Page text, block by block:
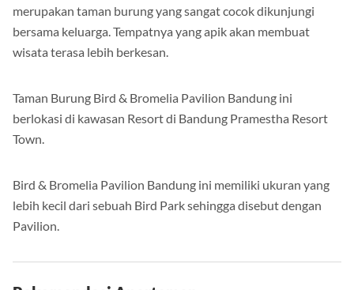
merupakan taman burung yang sangat cocok dikunjungi
bersama keluarga. Tempatnya yang apik akan membuat
wisata terasa lebih berkesan.
Taman Burung Bird & Bromelia Pavilion Bandung ini
berlokasi di kawasan Resort di Bandung Pramestha Resort
Town.
Bird & Bromelia Pavilion Bandung ini memiliki ukuran yang
lebih kecil dari sebuah Bird Park sehingga disebut dengan
Pavilion.